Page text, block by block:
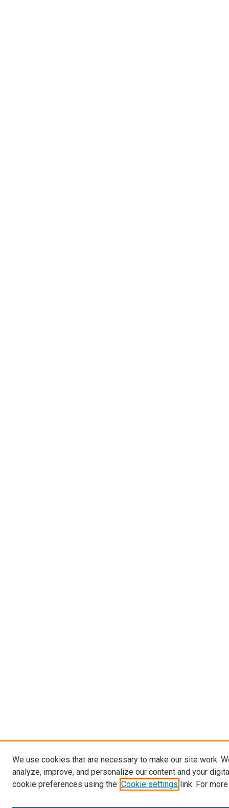
We use cookies that are necessary to make our site work.
analyze, improve, and personalize our content and your
cookie preferences using the Cookie settings link. For